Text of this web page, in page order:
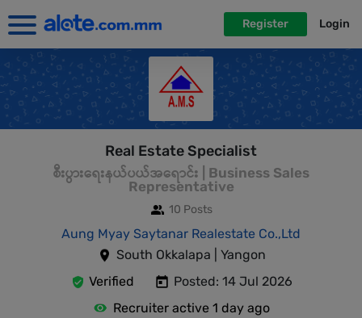
Register Login
Real Estate Specialist
စီးပွားရေးနယ်ပယ်အရောင်း | Business Sales
Representative
10 Posts
Aung Myay Saytanar Realestate Co.,Ltd
South Okkalapa | Yangon
Verified
Posted: 14 Jul 2026
Recruiter active 1 day ago